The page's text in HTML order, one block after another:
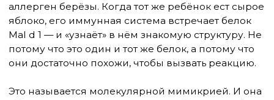
Всё правильно. Перекрёстная реакция на пищу
появляется после того, как сформировалась
сенсибилизация к первичному аллергену — в
данном случае к пыльце. Пока её нет, нет и
перекрёстной реакции. Как только иммунная
память на берёзу закрепилась — она начинает
«срабатывать» на похожие белки в еде.
Отсюда практический вывод: если у ребёнка